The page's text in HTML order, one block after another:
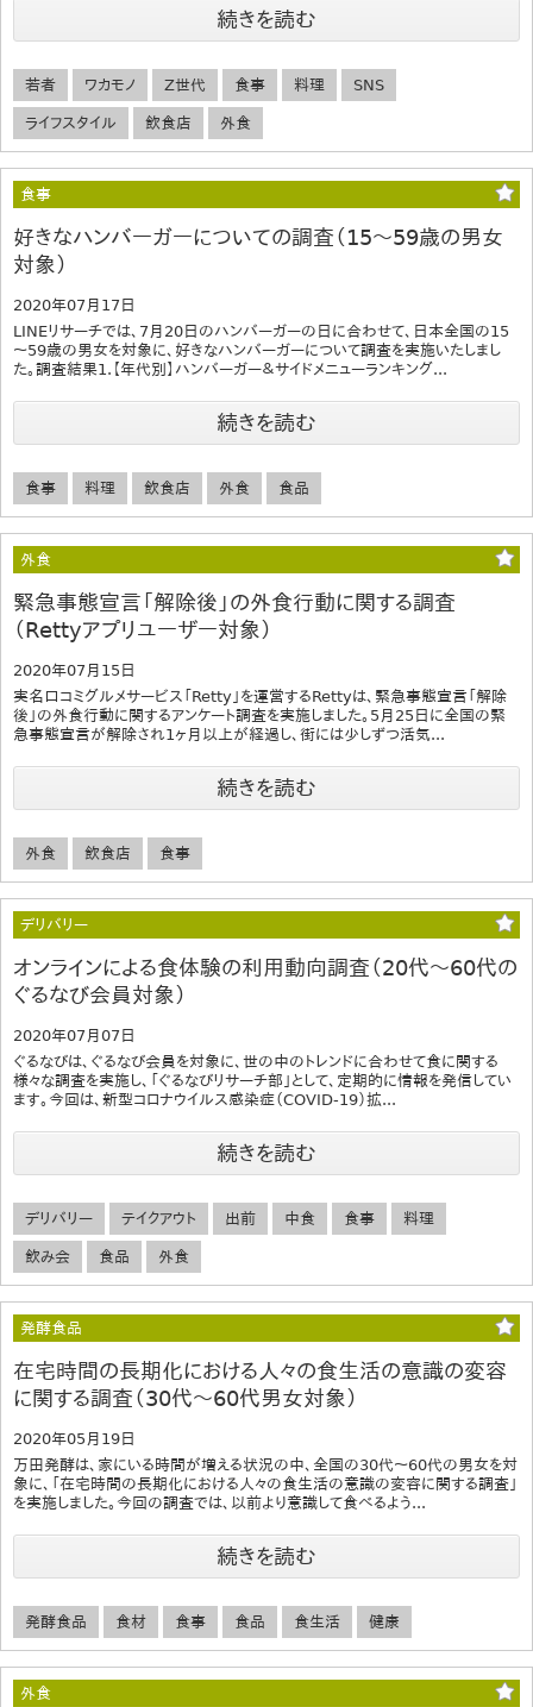
続きを読む
若者 ワカモノ Z世代 食事 料理 SNS
ライフスタイル 飲食店 外食
食事
好きなハンバーガーについての調査（15～59歳の男女
対象）
2020年07月17日
LINEリサーチでは、7月20日のハンバーガーの日に合わせて、日本全国の15
～59歳の男女を対象に、好きなハンバーガーについて調査を実施いたしまし
た。調査結果1.【年代別】ハンバーガー＆サイドメニューランキング...
続きを読む
食事 料理 飲食店 外食 食品
外食
緊急事態宣言「解除後」の外食行動に関する調査
（Rettyアプリユーザー対象）
2020年07月15日
実名口コミグルメサービス「Retty」を運営するRettyは、緊急事態宣言「解除
後」の外食行動に関するアンケート調査を実施しました。5月25日に全国の緊
急事態宣言が解除され1ヶ月以上が経過し、街には少しずつ活気...
続きを読む
外食 飲食店 食事
デリバリー
オンラインによる食体験の利用動向調査（20代～60代の
ぐるなび会員対象）
2020年07月07日
ぐるなびは、ぐるなび会員を対象に、世の中のトレンドに合わせて食に関する
様々な調査を実施し、「ぐるなびリサーチ部」として、定期的に情報を発信してい
ます。今回は、新型コロナウイルス感染症（COVID-19）拡...
続きを読む
デリバリー テイクアウト 出前 中食 食事 料理
飲み会 食品 外食
発酵食品
在宅時間の長期化における人々の食生活の意識の変容
に関する調査（30代～60代男女対象）
2020年05月19日
万田発酵は、家にいる時間が増える状況の中、全国の30代～60代の男女を対
象に、「在宅時間の長期化における人々の食生活の意識の変容に関する調査」
を実施しました。今回の調査では、以前より意識して食べるよう...
続きを読む
発酵食品 食材 食事 食品 食生活 健康
外食